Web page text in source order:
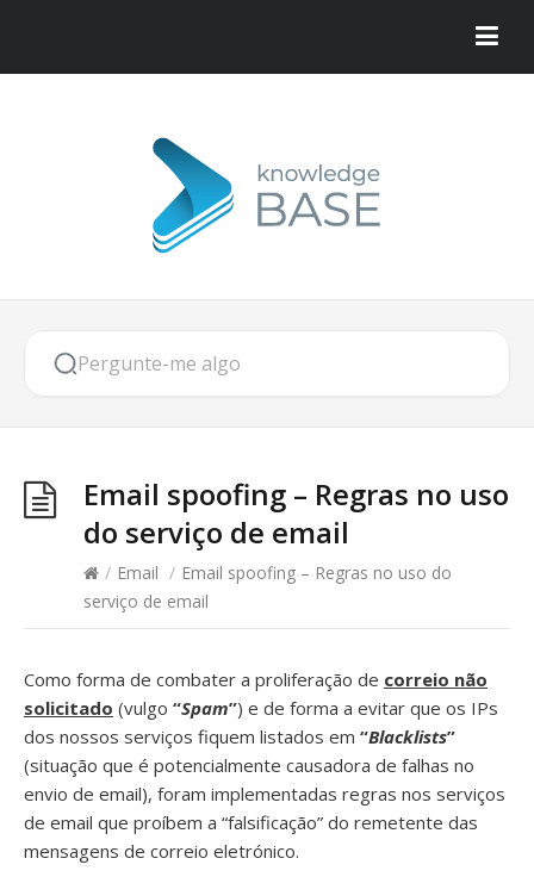
Email spoofing – Regras no uso
do serviço de email
/ Email / Email spoofing – Regras no uso do
serviço de email
Como forma de combater a proliferação de correio não
solicitado (vulgo “Spam”) e de forma a evitar que os IPs
dos nossos serviços fiquem listados em “Blacklists”
(situação que é potencialmente causadora de falhas no
envio de email), foram implementadas regras nos serviços
de email que proíbem a “falsificação” do remetente das
mensagens de correio eletrónico.